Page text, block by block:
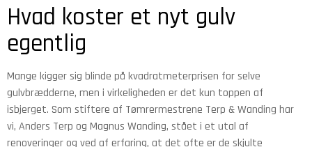
Hvad koster et nyt gulv
egentlig
Mange kigger sig blinde på kvadratmeterprisen for selve
gulvbrædderne, men i virkeligheden er det kun toppen af
isbjerget. Som stiftere af Tømrermestrene Terp & Wanding har
vi, Anders Terp og Magnus Wanding, stået i et utal af
renoveringer og ved af erfaring, at det ofte er de skjulte